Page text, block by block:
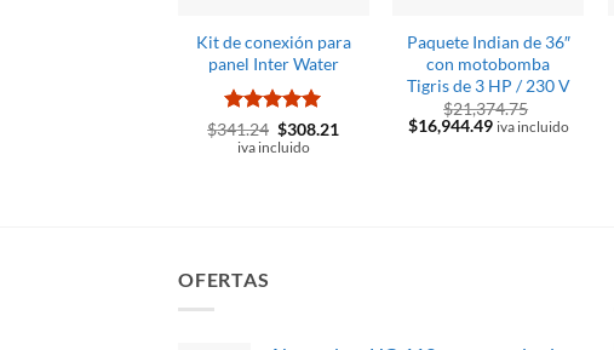
Kit de conexión para
panel Inter Water
Valorado
con5de 5
$341.24 El
precio
$308.21El
iva incluido
Paquete Indian de 36″
con motobomba
Tigris de 3 HP / 230 V
$21,374.75
El
precio
$16,944.49Eliva incluido
OFERTAS